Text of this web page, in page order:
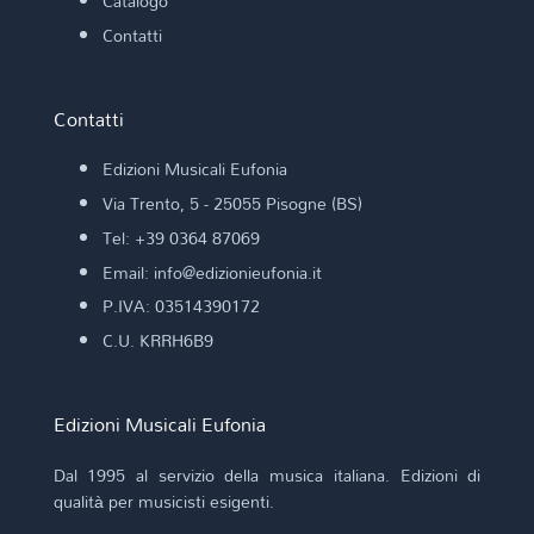
DONIZETTI G. (arr. D. Nari)
DONIZETTI G. (rev. A. Amore)
DONIZETTI GIUSEPPE
DOPPLER A. F. (arr. M. Scappini)
DORIGATO C.
DUSSEK F. X. (trascr. F. Iaccarino)
DVORAK A. (trascr. S. Conzatti)
E. Granados y Campiña (trascr. C. Dello Iacono)
ECCLES H. (trascr. S. Farina)
ELGAR E. (arr. E. Silvano)
FABBRI M.
FAIRCHILD B.
FALLONI M.
Contatti
Contatti
Edizioni Musicali Eufonia
Via Trento, 5 - 25055 Pisogne (BS)
Tel: +39 0364 87069
Email: info@edizionieufonia.it
P.IVA: 03514390172
C.U. KRRH6B9
Edizioni Musicali Eufonia
Dal 1995 al servizio della musica italiana. Edizioni di
qualità per musicisti esigenti.